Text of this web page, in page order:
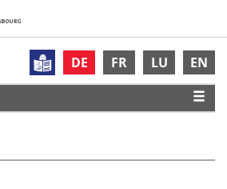
DE FR LU EN